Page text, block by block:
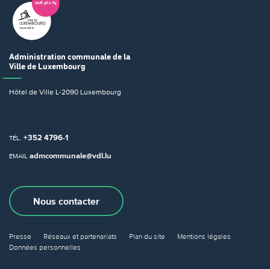
Administration communale de la
Ville de Luxembourg
Hôtel de Ville L-2090 Luxembourg
TÉL. +352 4796-1
EMAIL admcommunale@vdl.lu
Nous contacter
Presse Réseaux et partenariats Plan du site
Mentions légales
Données personnelles